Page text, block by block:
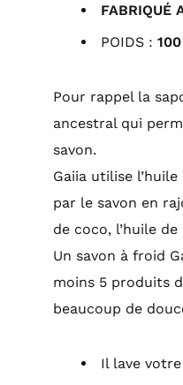
FABRIQUÉ
POIDS :
Pour rappel la
ancestral qui
savon.
Gaiia utilise
par le savon en
de coco, l’huile de
Un savon à froid
moins 5 produits
beaucoup de
Il lave